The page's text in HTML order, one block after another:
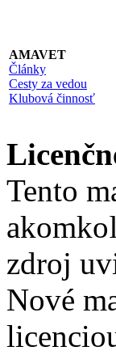
AMAVET
Články
Cesty za vedou
Klubová činnosť
Tento
zdroj
Nové